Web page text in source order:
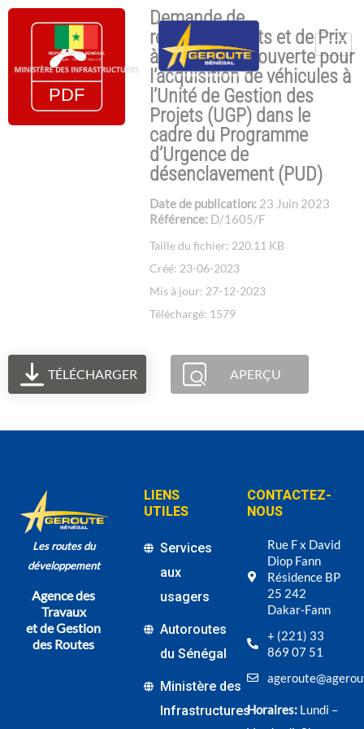
Demande de
renseignements et de Prix
à compétition ouverte pour
l’acquisition de véhicules à
l’Unité de Gestion des
Projets (UGP) dans le
cadre du Programme
d’Urgence de
désenclavement (PUD)
Date de publication: 23 Juin 2023
Référence: D/1605/F
Taille du fichier: 220.11 KB
Créé: 23-06-2023
Mis à jour: 27-12-2023
Téléchargé: 1579
TÉLÉCHARGER APERÇU
Les routes du
développement
Agence des
Travaux
et de Gestion
des Routes
LIENS
UTILES
Services
aux
usagers
Autoroutes
du Sénégal
Ministère des
Infrastructures
CONTACTEZ-
NOUS
Rue F x David
Diop Fann
Résidence BP
25 242
Dakar-Fann
+ (221) 33
869 07 51
Horaires:Lundi –